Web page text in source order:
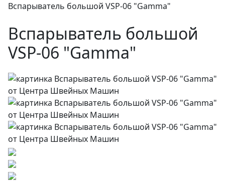
Вспарыватель большой VSP-06 "Gamma"
Вспарыватель большой
VSP-06 "Gamma"